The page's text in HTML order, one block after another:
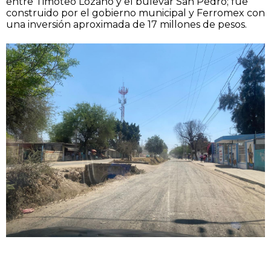
construido por el gobierno municipal y Ferromex con
una inversión aproximada de 17 millones de pesos.